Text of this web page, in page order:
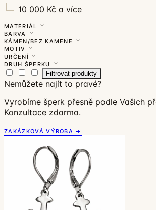
10 000 Kč a více
MATERIÁL
BARVA
KÁMEN/BEZ KAMENE
MOTIV
URČENÍ
DRUH ŠPERKU
Filtrovat produkty
Nemůžete najít to pravé?
Vyrobíme šperk přesně podle Vašich
Konzultace zdarma.
ZAKÁZKOVÁ VÝROBA →